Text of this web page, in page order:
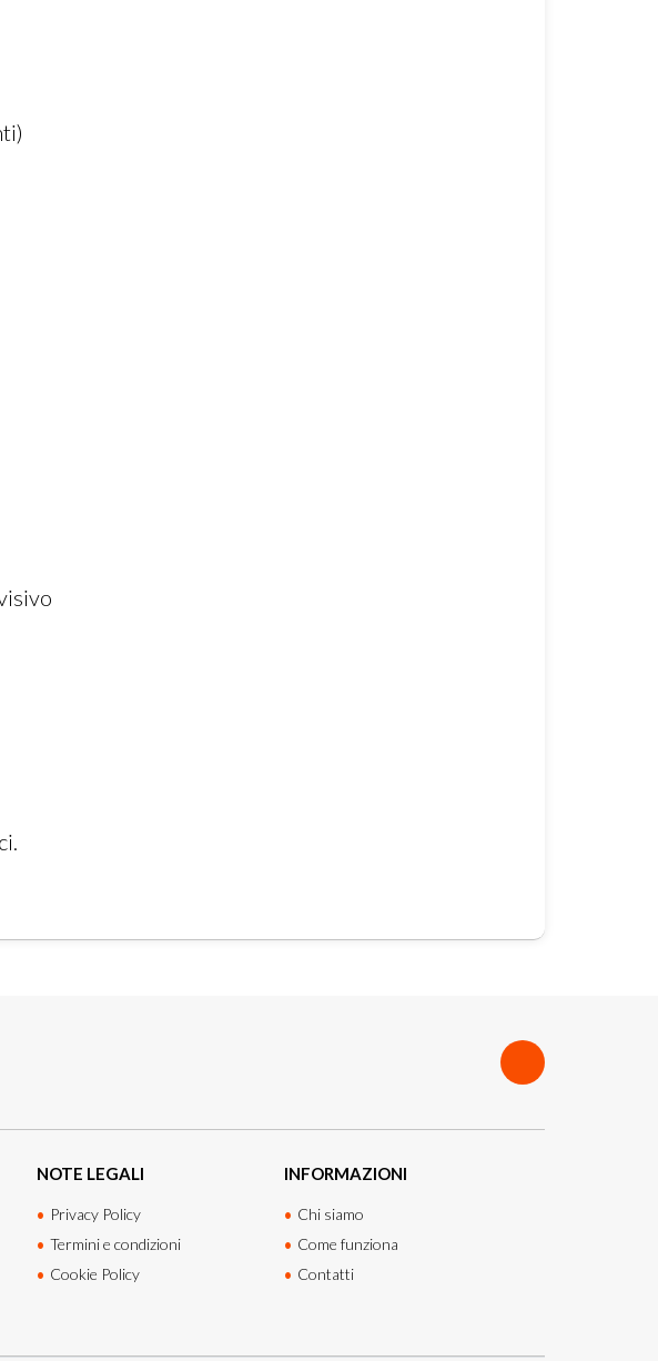
NOTE LEGALI
Privacy Policy
Termini e condizioni
Cookie Policy
INFORMAZIONI
Chi siamo
Come funziona
Contatti